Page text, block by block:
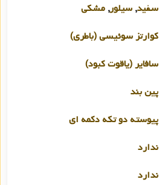
سفید, سیلور, مشکی
کوارتز سوئیسی (باطری)
سافایر (یاقوت کبود)
پین بند
پیوسته دو تکه دکمه ای
ندارد
ندارد